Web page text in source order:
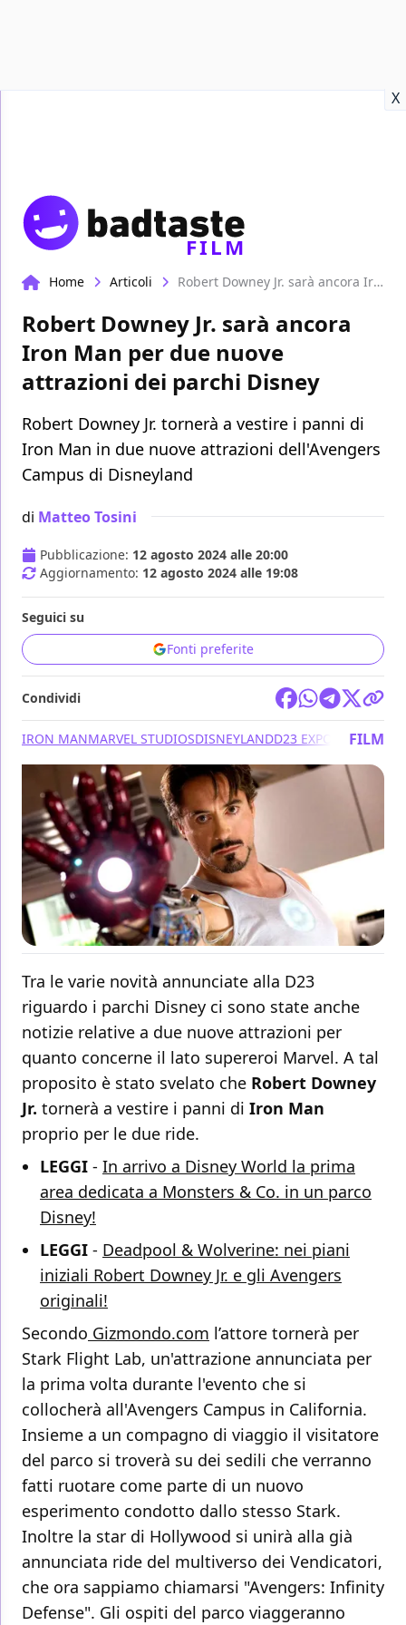
X
FILM
Home Articoli Robert Downey Jr. sarà ancora Iron Man per due nuove attrazioni dei parchi Disney
Robert Downey Jr. sarà ancora
Iron Man per due nuove
attrazioni dei parchi Disney
Robert Downey Jr. tornerà a vestire i panni di
Iron Man in due nuove attrazioni dell'Avengers
Campus di Disneyland
di Matteo Tosini
Pubblicazione: 12 agosto 2024 alle 20:00
Aggiornamento: 12 agosto 2024 alle 19:08
Seguici su
Fonti preferite
Condividi
IRON MANMARVEL STUDIOSDISNEYLANDD23 EXPO FILM
Tra le varie novità annunciate alla D23
riguardo i parchi Disney ci sono state anche
notizie relative a due nuove attrazioni per
quanto concerne il lato supereroi Marvel. A tal
proposito è stato svelato che Robert Downey
Jr. tornerà a vestire i panni di Iron Man
proprio per le due ride.
LEGGI - In arrivo a Disney World la prima
area dedicata a Monsters & Co. in un parco
Disney!
LEGGI - Deadpool & Wolverine: nei piani
iniziali Robert Downey Jr. e gli Avengers
originali!
Secondo Gizmondo.com l’attore tornerà per
Stark Flight Lab, un'attrazione annunciata per
la prima volta durante l'evento che si
collocherà all'Avengers Campus in California.
Insieme a un compagno di viaggio il visitatore
del parco si troverà su dei sedili che verranno
fatti ruotare come parte di un nuovo
esperimento condotto dallo stesso Stark.
Inoltre la star di Hollywood si unirà alla già
annunciata ride del multiverso dei Vendicatori,
che ora sappiamo chiamarsi "Avengers: Infinity
Defense". Gli ospiti del parco viaggeranno